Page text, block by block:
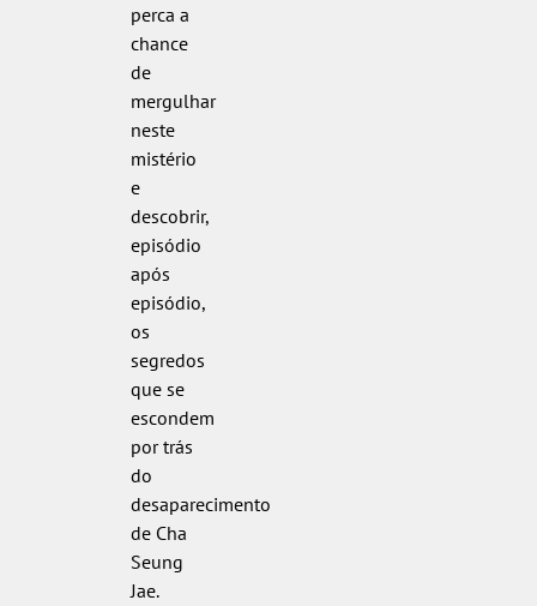
perca a
chance
de
mergulhar
neste
mistério
e
descobrir,
episódio
após
episódio,
os
segredos
que se
escondem
por trás
do
desaparecimento
de Cha
Seung
Jae.